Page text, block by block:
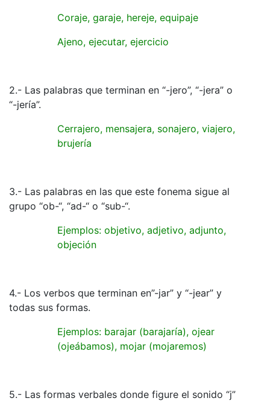
Coraje, garaje, hereje, equipaje
Ajeno, ejecutar, ejercicio
2.- Las palabras que terminan en “-jero”, “-jera” o
“-jería”.
Cerrajero, mensajera, sonajero, viajero,
brujería
3.- Las palabras en las que este fonema sigue al
grupo “ob-“, “ad-“ o “sub-“.
Ejemplos: objetivo, adjetivo, adjunto,
objeción
4.- Los verbos que terminan en”-jar” y “-jear” y
todas sus formas.
Ejemplos: barajar (barajaría), ojear
(ojeábamos), mojar (mojaremos)
5.- Las formas verbales donde figure el sonido “j”